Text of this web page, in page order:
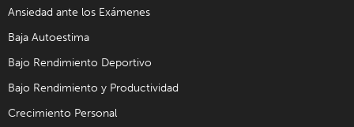
Ansiedad ante los Exámenes
Baja Autoestima
Bajo Rendimiento Deportivo
Bajo Rendimiento y Productividad
Crecimiento Personal